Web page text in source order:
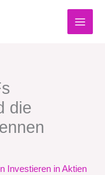
die
Investieren in Aktien